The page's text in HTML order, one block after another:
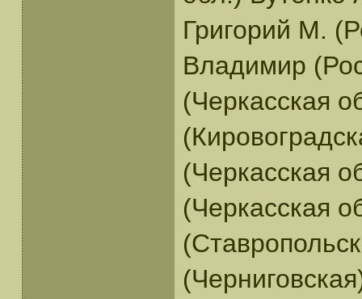
Григорий М.
Владимир
(Черкасская
(Черкасская
(Черкасская